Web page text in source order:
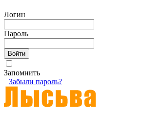
Логин
Пароль
Запомнить
Забыли пароль?